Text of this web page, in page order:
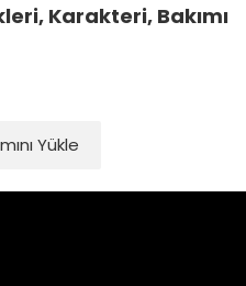
Karakteri, Bakımı
Yükle